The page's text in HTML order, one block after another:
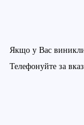
Якщо у Вас
Телефонуйте за